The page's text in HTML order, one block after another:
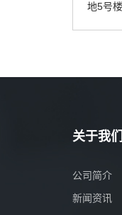
地5号
关于我们
公司简介
新闻资讯